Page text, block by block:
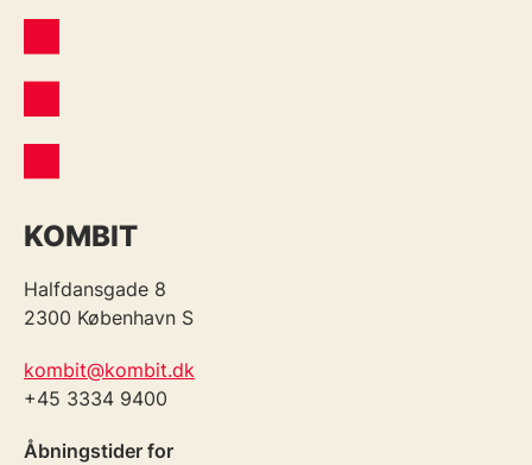
KOMBIT
Halfdansgade 8
2300 København S
kombit@kombit.dk
+45 3334 9400
Åbningstider for